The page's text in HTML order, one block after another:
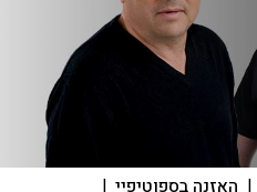
| האזנה בספוטיפיי |